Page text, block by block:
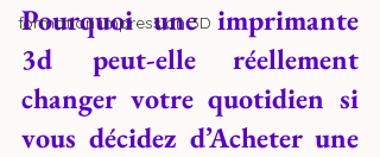
formation impression 3D
Pourquoi une imprimante
3d peut-elle réellement
changer votre quotidien si
vous décidez d’Acheter une